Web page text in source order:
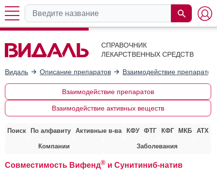
СПРАВОЧНИК
ЛЕКАРСТВЕННЫХ СРЕДСТВ
Видаль Описание препаратов Взаимодействие препаратов
Взаимодействие препаратов
Взаимодействие активных веществ
Поиск По алфавиту Активные в-ва КФУ ФТГ КФГ МКБ АТХ
Компании Заболевания
Совместимость Вифенд® и Сунитиниб-натив